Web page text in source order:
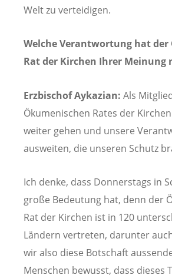
Welt zu verteidigen.
Welche Verantwortung hat der
Rat der Kirchen Ihrer Meinung
Erzbischof Aykazian: Als
Ökumenischen Rates der
weiter gehen und unsere
ausweiten, die unseren Schutz
Ich denke, dass Donnerstags in
große Bedeutung hat, denn der
Rat der Kirchen ist in 120
Ländern vertreten, darunter
wir also diese Botschaft
Menschen bewusst, dass dieses